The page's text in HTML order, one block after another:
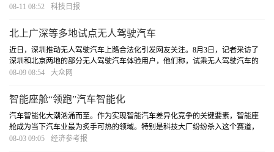
08-11 08:52
科技日报
北上广深等多地试点无人驾驶汽车
近日，深圳推动无人驾驶汽车上路合法化引发网友关注。8月3日，记者采访了
深圳和北京两地的部分无人驾驶汽车体验用户，他们称，试乘无人驾驶汽车的
流程像打网约车一样方便，并且相关手机APP上可领免费券或1.5折优惠券上车
08-09 08:54 大众网
智能座舱“领跑”汽车智能化
汽车智能化大潮汹涌而至。作为实现智能汽车差异化竞争的关键要素，智能座
舱成为当下汽车业最为炙手可热的领域。特别是科技大厂纷纷杀入这个赛道，
多种新技术的融合赋能，让智能座舱打开更具想象力的空间。
08-03 09:05 经济参考报